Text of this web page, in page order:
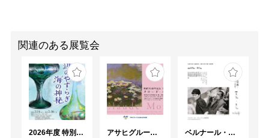
関連のある展覧会
2026年度 特別展「ガレとドーム、アール･ヌーヴォーのガラス 水辺のやすらぎ、海の神秘」 アサヒグループ大山崎山荘美術館 開館30周年記念展「没後100年 クロード・モネ」 ベルナール・ビュフェと写真 ーカメラがとらえたビュフェとその時代、そして21 世紀へ